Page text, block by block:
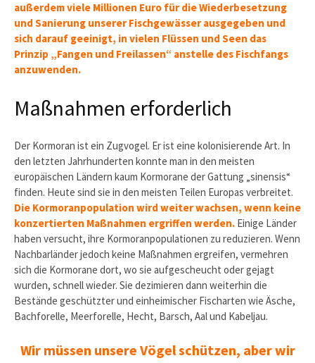
außerdem viele Millionen Euro für die Wiederbesetzung
und Sanierung unserer Fischgewässer ausgegeben und
sich darauf geeinigt, in vielen Flüssen und Seen das
Prinzip „Fangen und Freilassen“ anstelle des Fischfangs
anzuwenden.
Maßnahmen erforderlich
Der Kormoran ist ein Zugvogel. Er ist eine kolonisierende Art. In
den letzten Jahrhunderten konnte man in den meisten
europäischen Ländern kaum Kormorane der Gattung „sinensis“
finden. Heute sind sie in den meisten Teilen Europas verbreitet.
Die Kormoranpopulation wird weiter wachsen, wenn keine
konzertierten Maßnahmen ergriffen werden. Einige Länder
haben versucht, ihre Kormoranpopulationen zu reduzieren. Wenn
Nachbarländer jedoch keine Maßnahmen ergreifen, vermehren
sich die Kormorane dort, wo sie aufgescheucht oder gejagt
wurden, schnell wieder. Sie dezimieren dann weiterhin die
Bestände geschützter und einheimischer Fischarten wie Äsche,
Bachforelle, Meerforelle, Hecht, Barsch, Aal und Kabeljau.
Wir müssen unsere Vögel schützen, aber wir